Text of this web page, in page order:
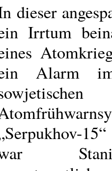
dieser
Irrtum
Alarm